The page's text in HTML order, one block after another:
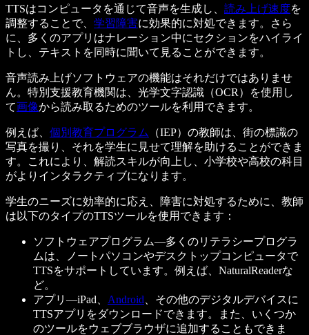
TTSはコンピュータを通じて音声を生成し、 読み上げ速度を
調整することで、 学習障害に効果的に対処できます。さら
に、多くのアプリはナレーション中にセクションをハイライ
トし、テキストを同時に聞いて見ることができます。
音声読み上げソフトウェアの機能はそれだけではありませ
ん。特別支援教育機関は、光学文字認識（OCR）を使用し
て画像から読み取るためのツールを利用できます。
例えば、 個別教育プログラム
（IEP）の教師は、街の標識の
写真を撮り、それを学生に見せて理解を助けることができま
す。これにより、解読スキルが向上し、小学校や高校の科目
がよりインタラクティブになります。
学生のニーズに効率的に応え、障害に対処するために、教師
は以下のタイプのTTSツールを使用できます：
ソフトウェアプログラム—多くのリテラシープログラ
ムは、ノートパソコンやデスクトップコンピュータで
TTSをサポートしています。例えば、NaturalReaderな
ど。
アプリ—iPad、 Android 、その他のデジタルデバイスに
TTSアプリをダウンロードできます。また、いくつか
のツールをウェブブラウザに追加することもできま